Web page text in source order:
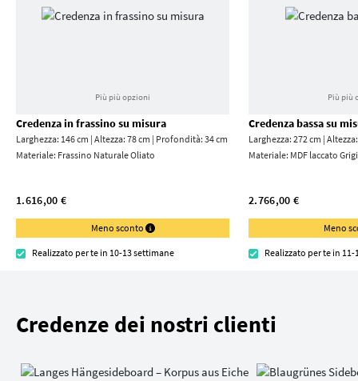
Più più opzioni
Credenza in frassino su misura
Larghezza: 146 cm | Altezza: 78 cm | Profondità: 34 cm
Materiale: Frassino Naturale Oliato
1.616,00 €
Meno sconto
Realizzato per te in 10-13 settimane
Più più
Credenza bassa su
Larghezza: 272 cm |
Materiale: MDF laccato
2.766,00 €
Meno
Realizzato per te in
Credenze dei nostri clienti